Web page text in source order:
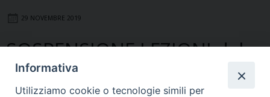
29 NOVEMBRE 2019
SOSPENSIONE LEZIONI dal
04/12 al 06/12
Informativa
Utilizziamo cookie o tecnologie simili per